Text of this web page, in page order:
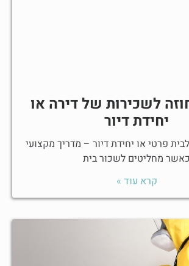
לשכירות של דירה או
יחידת דיור
פרטי או יחידת דיור – מדריך מקצועי
כאשר מחליטים לשכור בית
קרא עוד »